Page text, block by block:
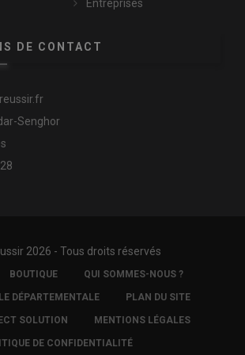
Anthony Gohin, le salarié en charge de la
à 15-16 km/h en moyenne et coupons
heure. La taille des parcelles va de 1 à 20
du Mesnilge ont opté pour une
de travail pour des raisons de gabarit routier.
Entreprises
DE CONTACT
Senghor
2026 - Tous droits réservés
BOUTIQUE QUI SOMMES-NOUS ?
DÉPARTEMENTALE PLAN DU SITE
SOLUTION MENTIONS LÉGALES
DE CONFIDENTIALITÉ